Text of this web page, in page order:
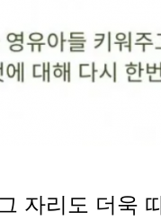
자리도 더욱